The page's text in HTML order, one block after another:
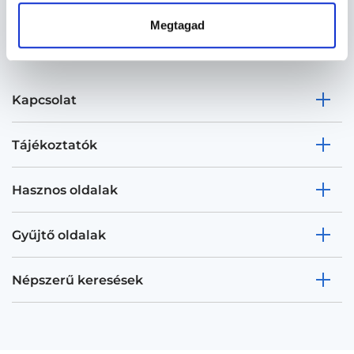
Megtagad
Kapcsolat
Tájékoztatók
Hasznos oldalak
Gyűjtő oldalak
Népszerű keresések